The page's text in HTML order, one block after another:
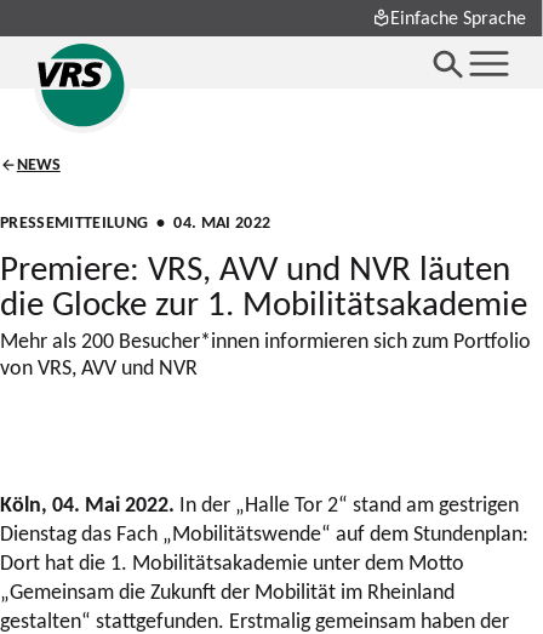
Einfache Sprache
NEWS
PRESSEMITTEILUNG • 04. MAI 2022
Premiere: VRS, AVV und NVR läuten
die Glocke zur 1. Mobilitätsakademie
Mehr als 200 Besucher*innen informieren sich zum Portfolio
von VRS, AVV und NVR
Köln, 04. Mai 2022. In der „Halle Tor 2“ stand am gestrigen
Dienstag das Fach „Mobilitätswende“ auf dem Stundenplan:
Dort hat die 1. Mobilitätsakademie unter dem Motto
„Gemeinsam die Zukunft der Mobilität im Rheinland
gestalten“ stattgefunden. Erstmalig gemeinsam haben der